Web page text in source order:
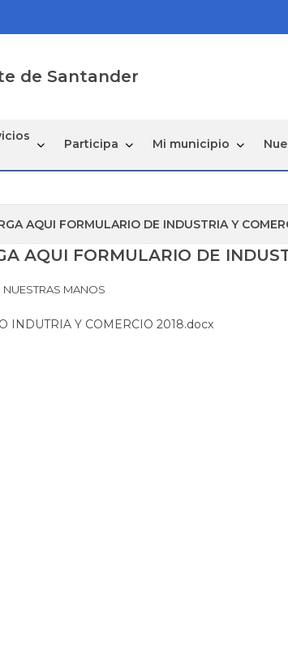
de Santander
Participa Mi municipio
AQUI FORMULARIO DE INDUSTRIA Y
AQUI FORMULARIO DE
NUESTRAS MANOS
INDUTRIA Y COMERCIO 2018.docx